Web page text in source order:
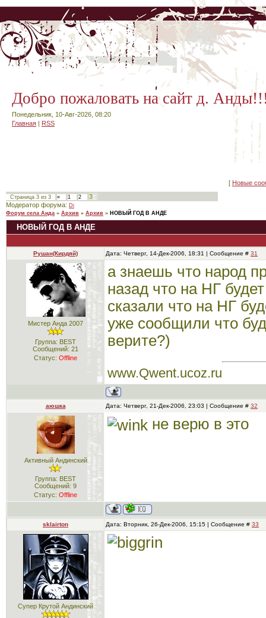
Добро пожаловать на сайт д.
Понедельник, 10-Авг-2026, 08:20
Главная | RSS
[ Новые
Страница 3 из 3 « 1 2
3
Модератор форума: Di
Форум села Анда » Архив » Архив » НОВЫЙ ГОД В АНДЕ
НОВЫЙ ГОД В АНДЕ
Рушан(Кирдяй) Дата: Четверг, 14-Дек-2006, 18:31 | Сообщение # 31
Мистер Анда 2007
Группа: BEST
Сообщений: 21
Статус: Offline
а знаешь что народ
назад что на НГ
сказали что на НГ
уже сообщили что
верите?)
www.Qwent.ucoz.ru
аюшка Дата: Четверг, 21-Дек-2006, 23:03 | Сообщение # 32
Активный Андинский
Группа: BEST
Сообщений: 9
Статус: Offline
не верю в это
sklairton Дата: Вторник, 26-Дек-2006, 15:15 | Сообщение # 33
Супер Крутой Андинский